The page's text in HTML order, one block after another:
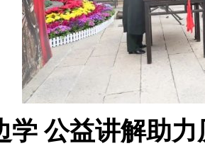
学 公益讲解助